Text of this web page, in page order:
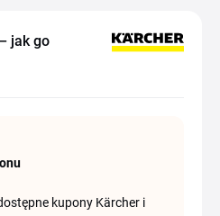
jak go
kupony Kärcher i